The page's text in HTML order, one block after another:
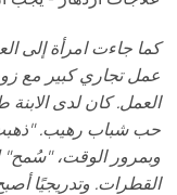
كما جاءت امرأة إلى
عمل تجاري كبير مع
العمل. كان لدى
حب شباب رهيب.
وبمرور الوقت، "سُمح"
القطرات. وتدريجيًا